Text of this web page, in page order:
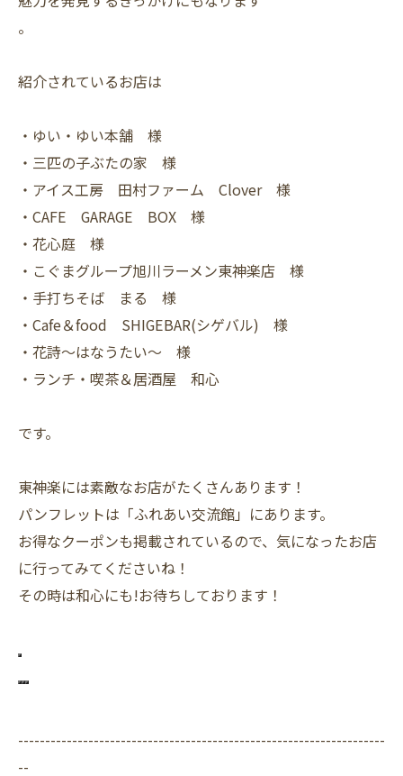
。
紹介されているお店は
・ゆい・ゆい本舗 様
・三匹の子ぶたの家 様
・アイス工房 田村ファーム Clover 様
・CAFE GARAGE BOX 様
・花心庭 様
・こぐまグループ旭川ラーメン東神楽店 様
・手打ちそば まる 様
・Cafe＆food SHIGEBAR(シゲバル) 様
・花詩～はなうたい～ 様
・ランチ・喫茶＆居酒屋 和心
です。
東神楽には素敵なお店がたくさんあります！
パンフレットは「ふれあい交流館」にあります。
お得なクーポンも掲載されているので、気になったお店
に行ってみてくださいね！
その時は和心にも!お待ちしております！
--------------------------------------------------------------------
--